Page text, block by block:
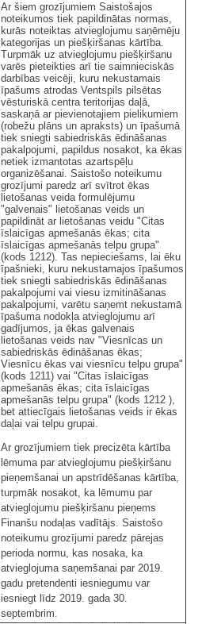
Ar šiem grozījumiem Saistošajos
noteikumos tiek papildinātas normas,
kurās noteiktas atvieglojumu saņēmēju
kategorijas un piešķiršanas kārtība.
Turpmāk uz atvieglojumu piešķiršanu
varēs pieteikties arī tie saimnieciskās
darbības veicēji, kuru nekustamais
īpašums atrodas Ventspils pilsētas
vēsturiskā centra teritorijas daļā,
saskaņā ar pievienotajiem pielikumiem
(robežu plāns un apraksts) un īpašumā
tiek sniegti sabiedriskās ēdināšanas
pakalpojumi, papildus nosakot, ka ēkas
netiek izmantotas azartspēļu
organizēšanai. Saistošo noteikumu
grozījumi paredz arī svītrot ēkas
lietošanas veida formulējumu
"galvenais" lietošanas veids un
papildināt ar lietošanas veidu "Citas
īslaicīgas apmešanās ēkas; cita
īslaicīgas apmešanās telpu grupa"
(kods 1212). Tas nepieciešams, lai ēku
īpašnieki, kuru nekustamajos īpašumos
tiek sniegti sabiedriskās ēdināšanas
pakalpojumi vai viesu izmitināšanas
pakalpojumi, varētu saņemt nekustamā
īpašuma nodokļa atvieglojumu arī
gadījumos, ja ēkas galvenais
lietošanas veids nav "Viesnīcas un
sabiedriskās ēdināšanas ēkas;
Viesnīcu ēkas vai viesnīcu telpu grupa"
(kods 1211) vai "Citas īslaicīgas
apmešanās ēkas; cita īslaicīgas
apmešanās telpu grupa" (kods 1212 ),
bet attiecīgais lietošanas veids ir ēkas
daļai vai telpu grupai.
Ar grozījumiem tiek precizēta kārtība
lēmuma par atvieglojumu piešķiršanu
pieņemšanai un apstrīdēšanas kārtība,
turpmāk nosakot, ka lēmumu par
atvieglojumu piešķiršanu pieņems
Finanšu nodaļas vadītājs. Saistošo
noteikumu grozījumi paredz pārejas
perioda normu, kas nosaka, ka
atvieglojuma saņemšanai par 2019.
gadu pretendenti iesniegumu var
iesniegt līdz 2019. gada 30.
septembrim.